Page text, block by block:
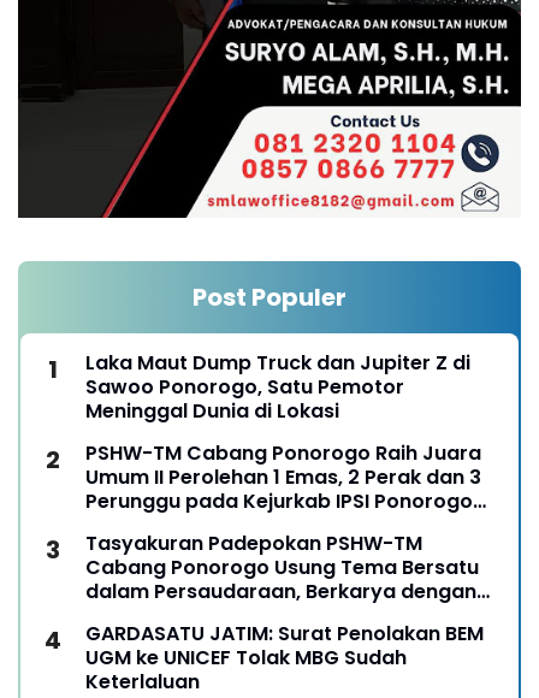
Post Populer
Laka Maut Dump Truck dan Jupiter Z di
Sawoo Ponorogo, Satu Pemotor
Meninggal Dunia di Lokasi
PSHW-TM Cabang Ponorogo Raih Juara
Umum II Perolehan 1 Emas, 2 Perak dan 3
Perunggu pada Kejurkab IPSI Ponorogo
Tasyakuran Padepokan PSHW-TM
Cabang Ponorogo Usung Tema Bersatu
dalam Persaudaraan, Berkarya dengan
Tanggungjawab
GARDASATU JATIM: Surat Penolakan BEM
UGM ke UNICEF Tolak MBG Sudah
Keterlaluan